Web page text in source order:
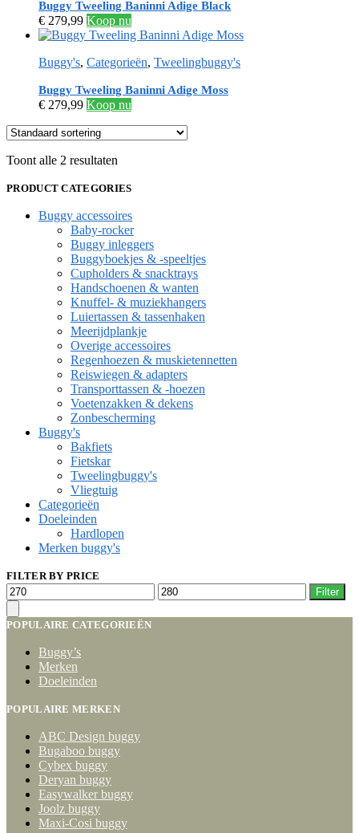
Buggy Tweeling Baninni Adige Black
€ 279,99 Koop nu
Buggy's, Categorieën, Tweelingbuggy's
Buggy Tweeling Baninni Adige Moss
€ 279,99 Koop nu
Toont alle 2 resultaten
PRODUCT CATEGORIES
Buggy accessoires
Baby-rocker
Buggy inleggers
Buggyboekjes & -speeltjes
Cupholders & snacktrays
Handschoenen & wanten
Knuffel- & muziekhangers
Luiertassen & tassenhaken
Meerijdplankje
Overige accessoires
Regenhoezen & muskietennetten
Reiswiegen & adapters
Transporttassen & -hoezen
Voetenzakken & dekens
Zonbescherming
Buggy's
Bakfiets
Fietskar
Tweelingbuggy's
Vliegtuig
Categorieën
Doeleinden
Hardlopen
Merken buggy's
FILTER BY PRICE
Min.
prijs
Max.
prijs
Filter
POPULAIRE CATEGORIEËN
Buggy’s
Merken
Doeleinden
POPULAIRE MERKEN
ABC Design buggy
Bugaboo buggy
Cybex buggy
Deryan buggy
Easywalker buggy
Joolz buggy
Maxi-Cosi buggy